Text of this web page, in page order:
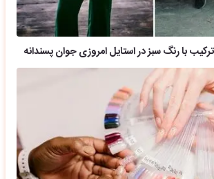
با رنگ سبز در استایل امروزی جوان پسندانه